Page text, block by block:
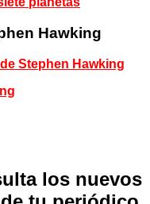
Hawking
Stephen Hawking
los nuevos